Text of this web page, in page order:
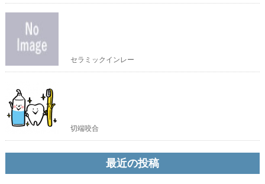
セラミックインレー
切端咬合
最近の投稿